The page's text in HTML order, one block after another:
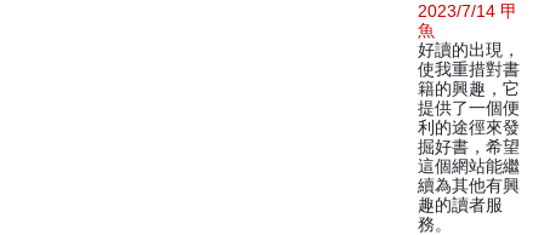
2023/7/14 甲
魚
好讀的出現，
使我重措對書
籍的興趣，它
提供了一個便
利的途徑來發
掘好書，希望
這個網站能繼
續為其他有興
趣的讀者服
務。